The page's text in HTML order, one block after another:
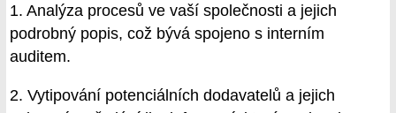
1. Analýza procesů ve vaší společnosti a jejich
podrobný popis, což bývá spojeno s interním
auditem.
2. Vytipování potenciálních dodavatelů a jejich